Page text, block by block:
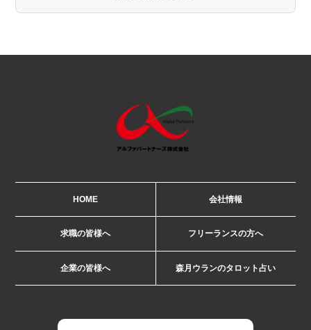
HOME 会社情報
求職の皆様へ フリーランスの方へ
企業の皆様へ 森月ウランのタロット占い